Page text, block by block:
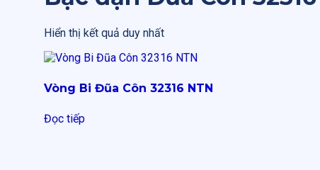
Hiển thị kết quả duy nhất
Vòng Bi Đũa Côn 32316 NTN
Đọc tiếp